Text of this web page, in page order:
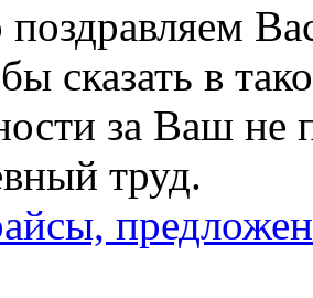
поздравляем
сказать в
за Ваш
труд.